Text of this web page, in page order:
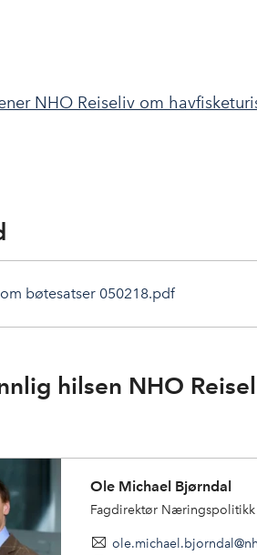
NHO Reiseliv om
bøtesatser 050218.pdf
hilsen NHO
Ole Michael Bjørndal
Fagdirektør Næringspolitikk